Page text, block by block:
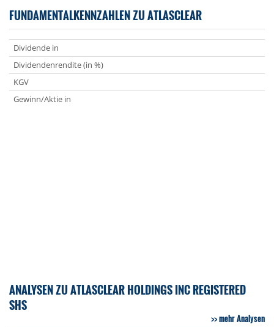
FUNDAMENTALKENNZAHLEN ZU ATLASCLEAR
Dividende in
Dividendenrendite (in %)
KGV
Gewinn/Aktie in
ANALYSEN ZU ATLASCLEAR HOLDINGS INC REGISTERED
SHS
mehr Analysen